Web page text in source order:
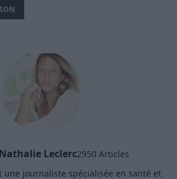
Leclerc2950 Articles
une journaliste spécialisée en santé et